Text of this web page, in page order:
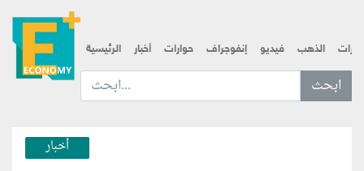
الرئيسية أخبار حوارات إنفوجراف فيديو الذهب
ابحث عن... :
أخبار